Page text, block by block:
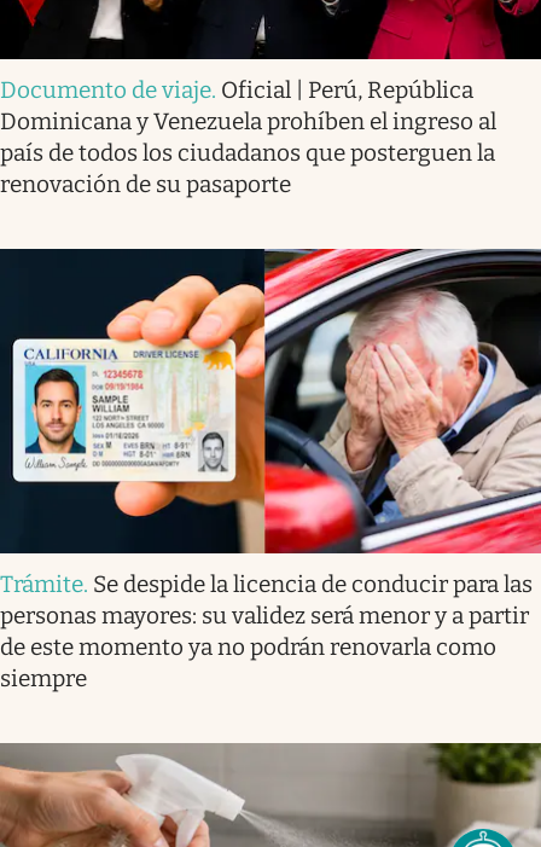
Documento de viaje. Oficial | Perú, República
Dominicana y Venezuela prohíben el ingreso al
país de todos los ciudadanos que posterguen la
renovación de su pasaporte
Trámite. Se despide la licencia de conducir para las
personas mayores: su validez será menor y a partir
de este momento ya no podrán renovarla como
siempre